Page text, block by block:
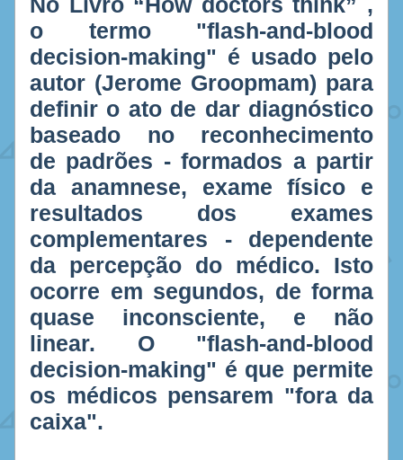
o termo "flash-and-blood
decision-making" é usado pelo
autor (Jerome Groopmam) para
definir o ato de dar diagnóstico
baseado no reconhecimento
de padrões - formados a partir
da anamnese, exame físico e
resultados dos exames
complementares - dependente
da percepção do médico. Isto
ocorre em segundos, de forma
quase inconsciente, e não
linear. O "flash-and-blood
decision-making" é que permite
os médicos pensarem "fora da
caixa".